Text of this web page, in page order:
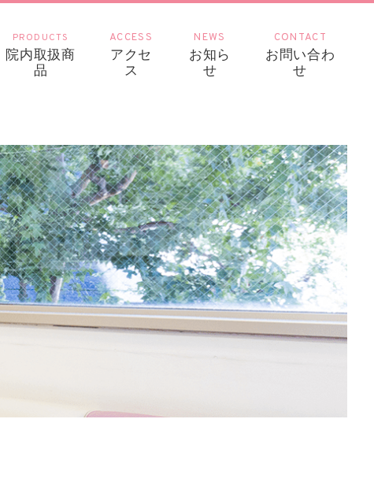
PRODUCTS
院内取扱商
品
ACCESS
アクセ
ス
NEWS
お知ら
せ
CONTACT
お問い合わ
せ